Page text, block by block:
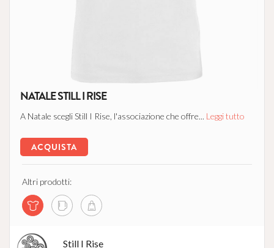
NATALE STILL I RISE
A Natale scegli Still I Rise, l'associazione che offre... Leggi tutto
ACQUISTA
Altri prodotti:
Still I Rise